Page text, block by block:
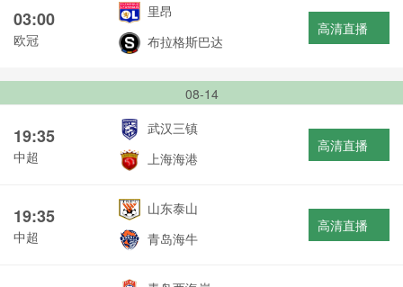
03:00
欧冠
里昂
布拉格斯巴达
高清直播
08-14
19:35
中超
武汉三镇
上海海港
高清直播
19:35
中超
山东泰山
青岛海牛
高清直播